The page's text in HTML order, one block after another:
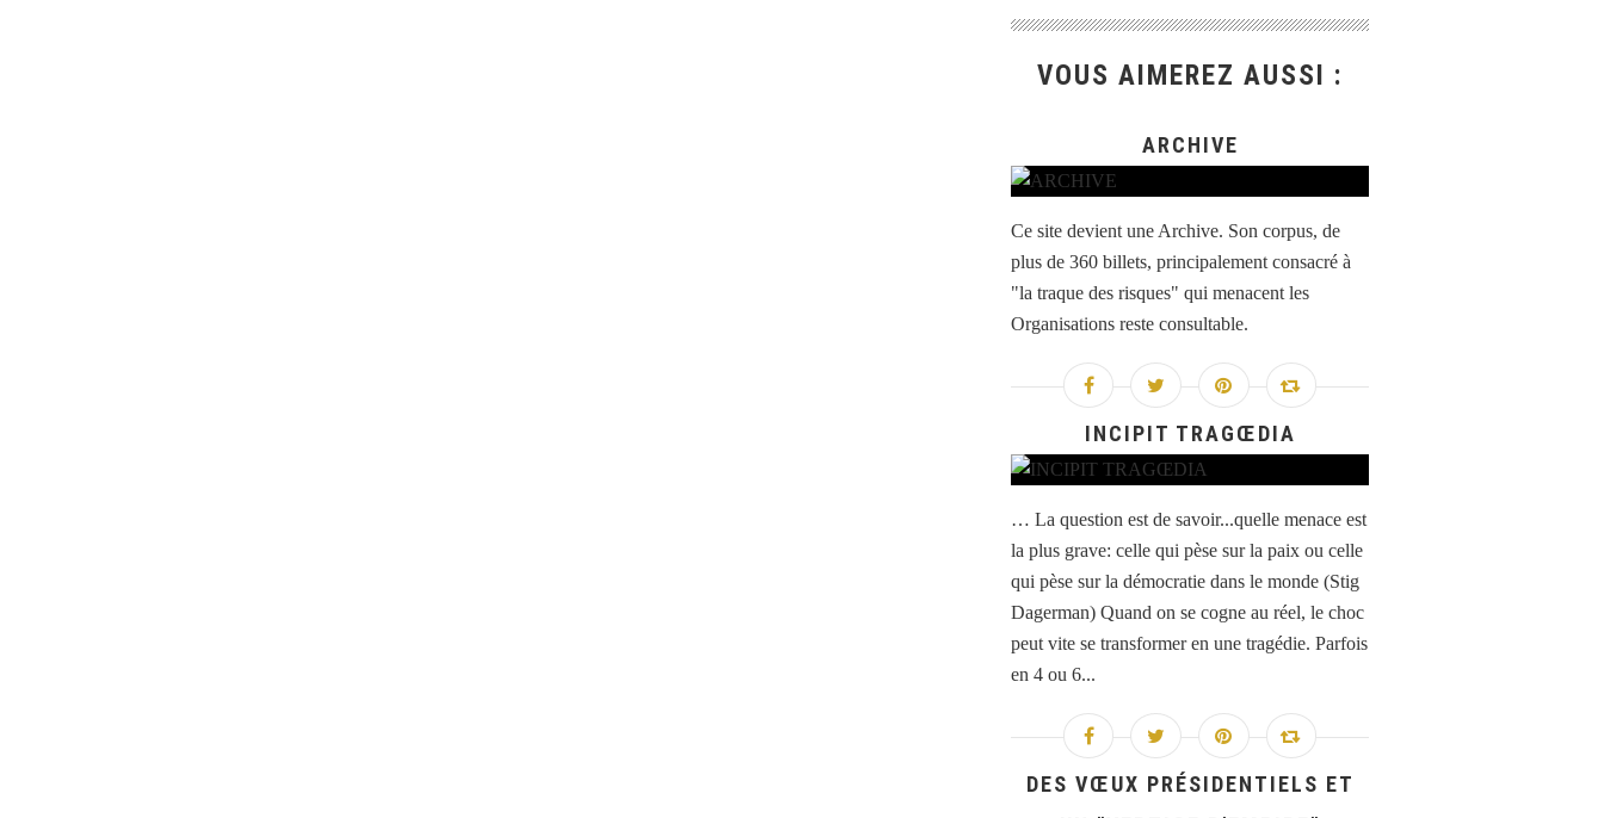
VOUS AIMEREZ AUSSI :
ARCHIVE
Ce site devient une Archive. Son corpus, de
plus de 360 billets, principalement consacré à
"la traque des risques" qui menacent les
Organisations reste consultable.
INCIPIT TRAGŒDIA
… La question est de savoir...quelle menace est
la plus grave: celle qui pèse sur la paix ou celle
qui pèse sur la démocratie dans le monde (Stig
Dagerman) Quand on se cogne au réel, le choc
peut vite se transformer en une tragédie. Parfois
en 4 ou 6...
DES VŒUX PRÉSIDENTIELS ET